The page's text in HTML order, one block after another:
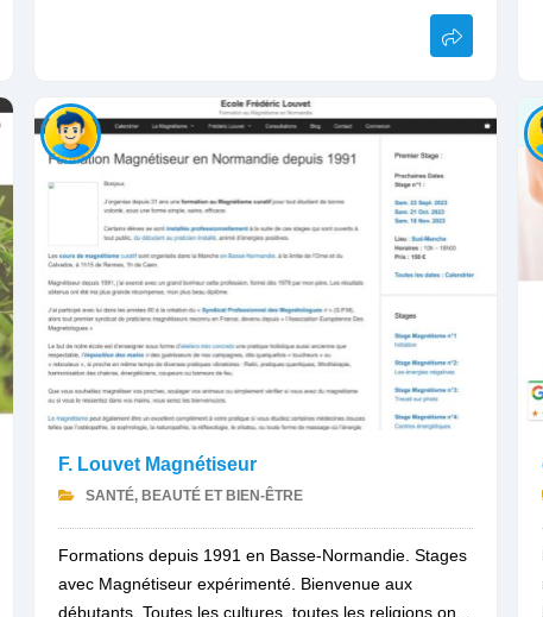
F. Louvet Magnétiseur
SANTÉ, BEAUTÉ ET BIEN-ÊTRE
Formations depuis 1991 en Basse-Normandie. Stages
avec Magnétiseur expérimenté. Bienvenue aux
débutants. Toutes les cultures, toutes les religions on...